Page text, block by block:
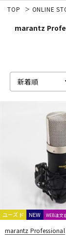
ドラム
キーボー
管楽器
TOP ONLINE
marantz
新着順
ユーズド NEW WEB注文
marantz Professional